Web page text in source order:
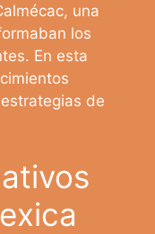
una
los
En esta
de